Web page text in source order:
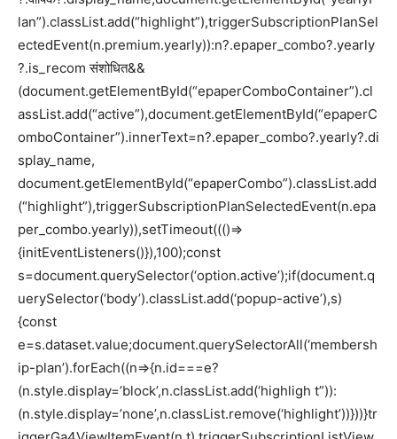
lan”).classList.add(“highlight”),triggerSubscriptionPlanSel
ectedEvent(n.premium.yearly)):n?.epaper_combo?.yearly
?.is_recom संशोधित&&
(document.getElementById(“epaperComboContainer”).cl
assList.add(“active”),document.getElementById(“epaperC
omboContainer”).innerText=n?.epaper_combo?.yearly?.di
splay_name,
document.getElementById(“epaperCombo”).classList.add
(“highlight”),triggerSubscriptionPlanSelectedEvent(n.epa
per_combo.yearly)),setTimeout((()=>
{initEventListeners()}),100);const
s=document.querySelector(‘option.active’);if(document.q
uerySelector(‘body’).classList.add(‘popup-active’),s)
{const
e=s.dataset.value;document.querySelectorAll(‘membersh
ip-plan’).forEach((n=>{n.id===e?
(n.style.display=’block’,n.classList.add(‘highligh t”)):
(n.style.display=’none’,n.classList.remove(‘highlight’))}))}tr